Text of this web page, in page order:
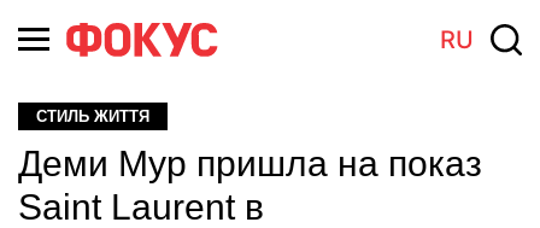
RU
СТИЛЬ ЖИТТЯ
Деми Мур пришла на показ
Saint Laurent в